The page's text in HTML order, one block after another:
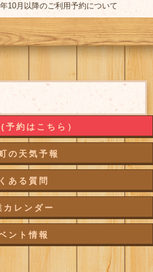
10月以降のご利用予約について
予約はこちら）
の天気予報
ある質問
カレンダー
ント情報